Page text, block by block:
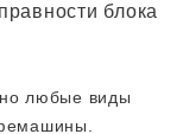
блока
любые виды